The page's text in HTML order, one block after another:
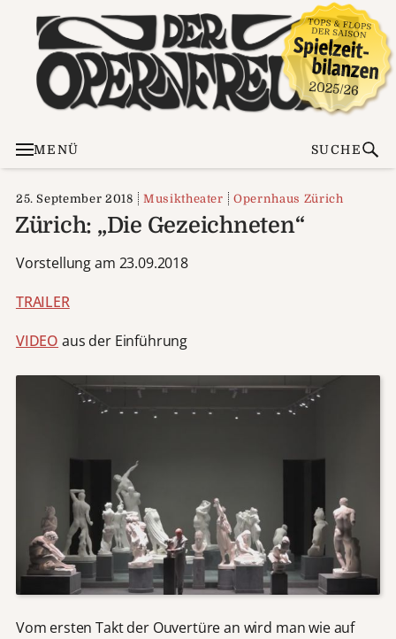
MENÜ SUCHE
25. September 2018 Musiktheater Opernhaus Zürich
Zürich: „Die Gezeichneten“
Vorstellung am 23.09.2018
TRAILER
VIDEO aus der Einführung
Vom ersten Takt der Ouvertüre an wird man wie auf